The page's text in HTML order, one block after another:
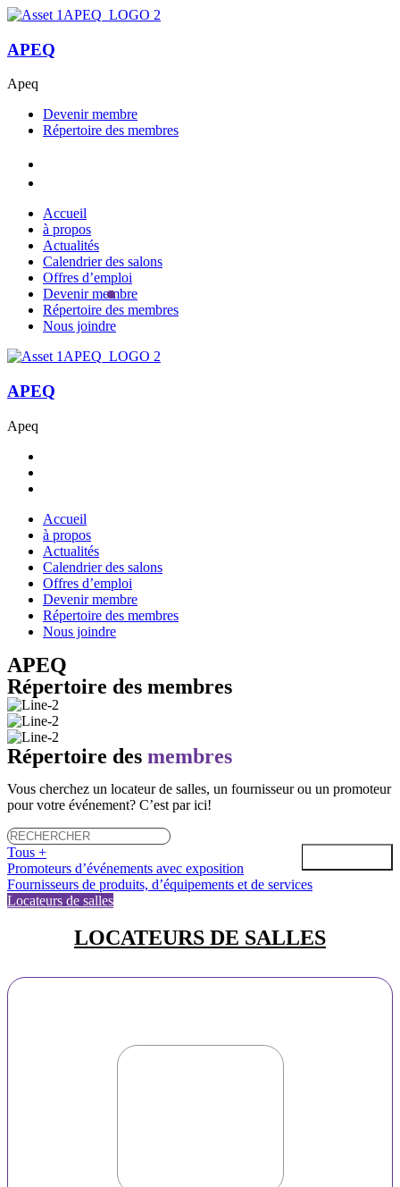
APEQ
Apeq
Devenir membre
Répertoire des membres
Accueil
à propos
Actualités
Calendrier des salons
Offres d’emploi
Devenir membre
Répertoire des membres
Nous joindre
APEQ
Apeq
Accueil
à propos
Actualités
Calendrier des salons
Offres d’emploi
Devenir membre
Répertoire des membres
Nous joindre
APEQ
Répertoire des membres
Répertoire des membres
Vous cherchez un locateur de salles, un fournisseur ou un promoteur
pour votre événement? C’est par ici!
Tous +
Promoteurs d’événements avec exposition
Fournisseurs de produits, d’équipements et de services
Locateurs de salles
LOCATEURS DE SALLES